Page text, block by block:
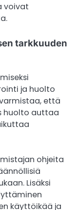
voivat
tarkkuuden
ja huolto
että
huolto auttaa
ohjeita
Lisäksi
käyttöikää ja